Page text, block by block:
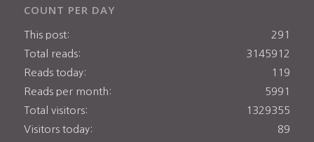
COUNT PER DAY
291
This post:
3145912
Total reads:
119
Reads today:
5991
Reads per month:
1329355
Total visitors:
89
Visitors today: